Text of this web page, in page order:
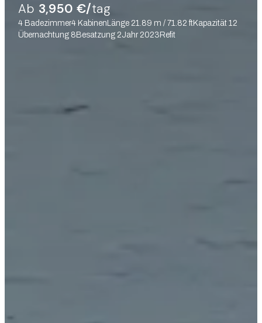
Ab 3,950 €/tag
4 Badezimmer4 Kabinen Länge 21.89 m / 71.82 ftKapazität 12
Übernachtung 8 Besatzung 2Jahr 2023 Refit